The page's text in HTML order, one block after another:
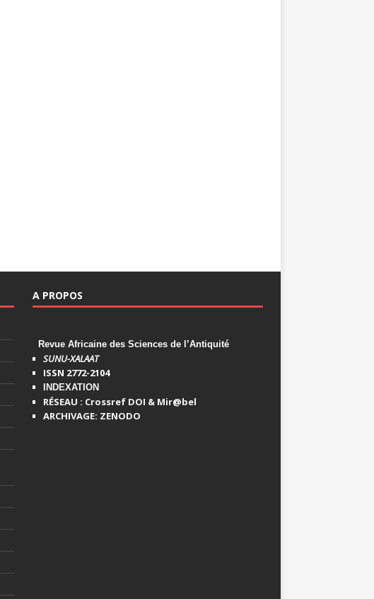
A PROPOS
Revue Africaine des Sciences de l’Antiquité
SUNU-XALAAT
ISSN 2772-2104
INDEXATION
RÉSEAU : Crossref DOI & Mir@bel
ARCHIVAGE: ZENODO